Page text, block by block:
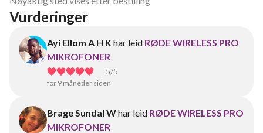
Vurderinger
Ayi Ellom A H K har leid RØDE WIRELESS PRO
MIKROFONER
5/5
for 9 måneder siden
Brage Sundal Whar leid RØDE WIRELESS PRO
MIKROFONER